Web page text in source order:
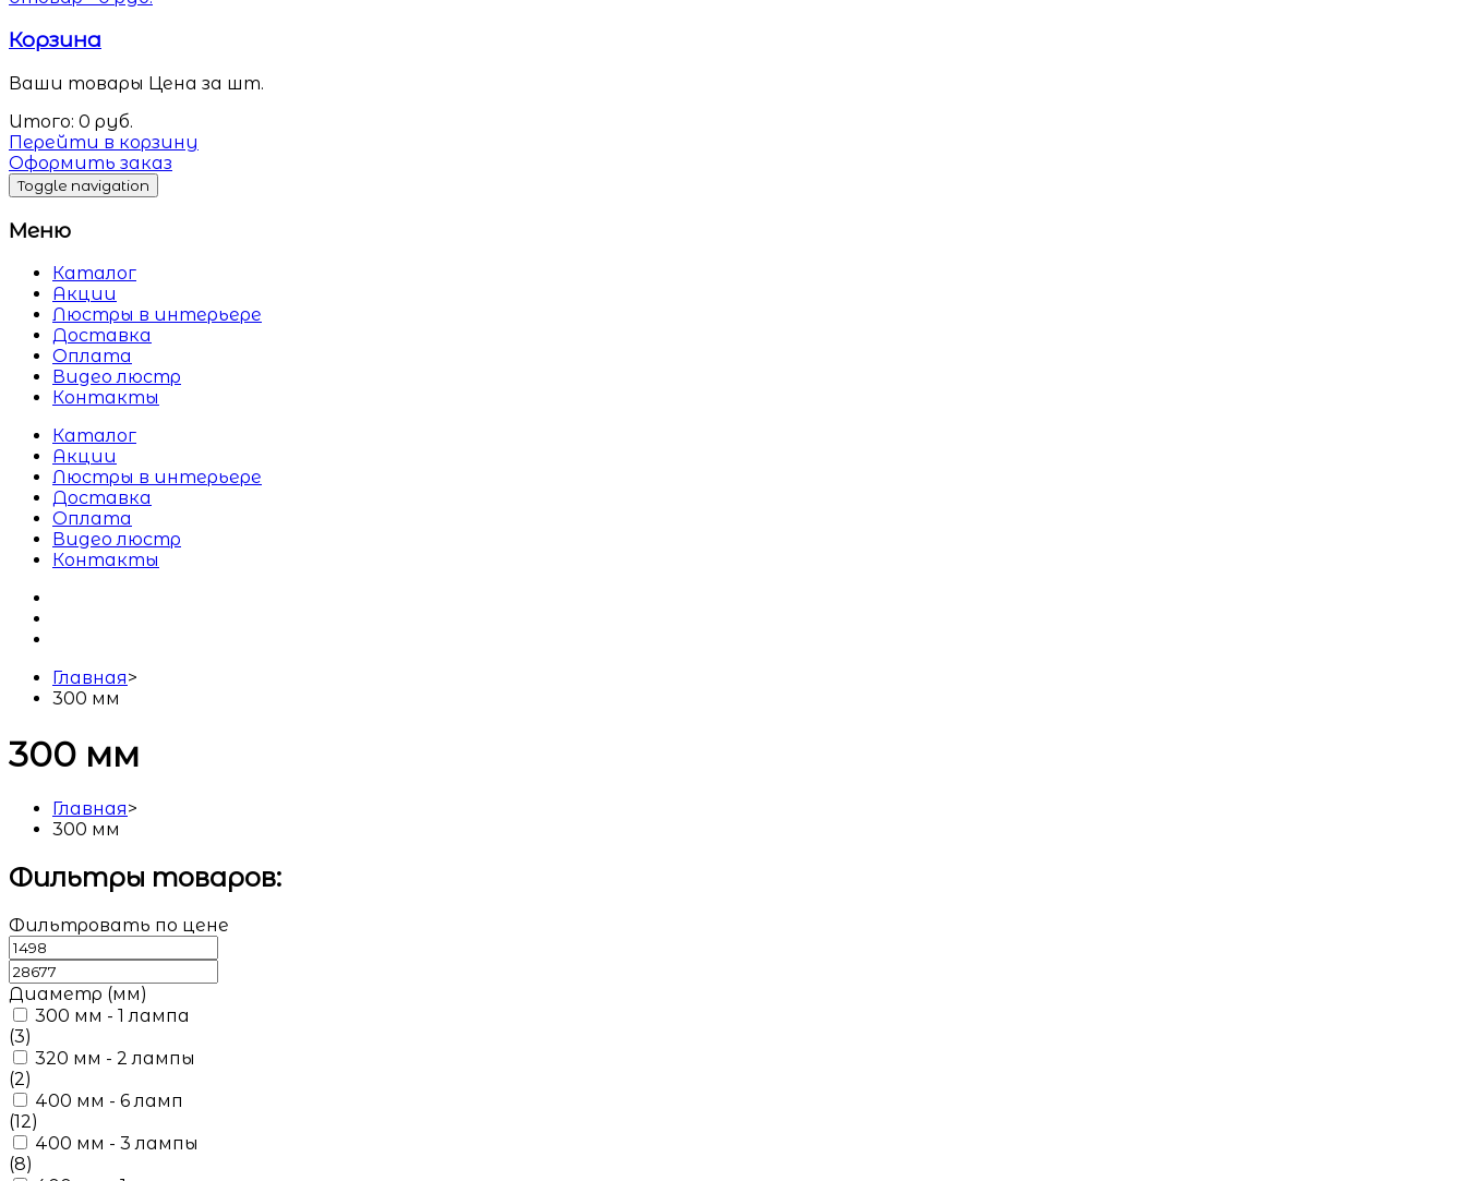
Корзина
Ваши товары Цена за шт.
Итого: 0 руб.
Перейти в корзину
Оформить заказ
Toggle navigation
Меню
Каталог
Акции
Люстры в интерьере
Доставка
Оплата
Видео люстр
Контакты
Каталог
Акции
Люстры в интерьере
Доставка
Оплата
Видео люстр
Контакты
Главная>
300 мм
300 мм
Главная>
300 мм
Фильтры товаров:
Фильтровать по цене
Диаметр (мм)
300 мм - 1 лампа
(3)
320 мм - 2 лампы
(2)
400 мм - 6 ламп
(12)
400 мм - 3 лампы
(8)